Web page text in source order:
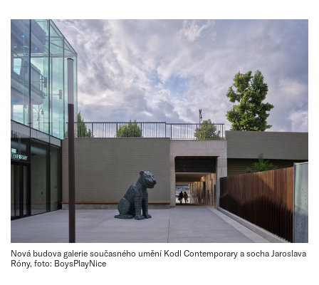
Nová budova galerie současného umění Kodl Contemporary a socha Jaroslava
Róny, foto: BoysPlayNice